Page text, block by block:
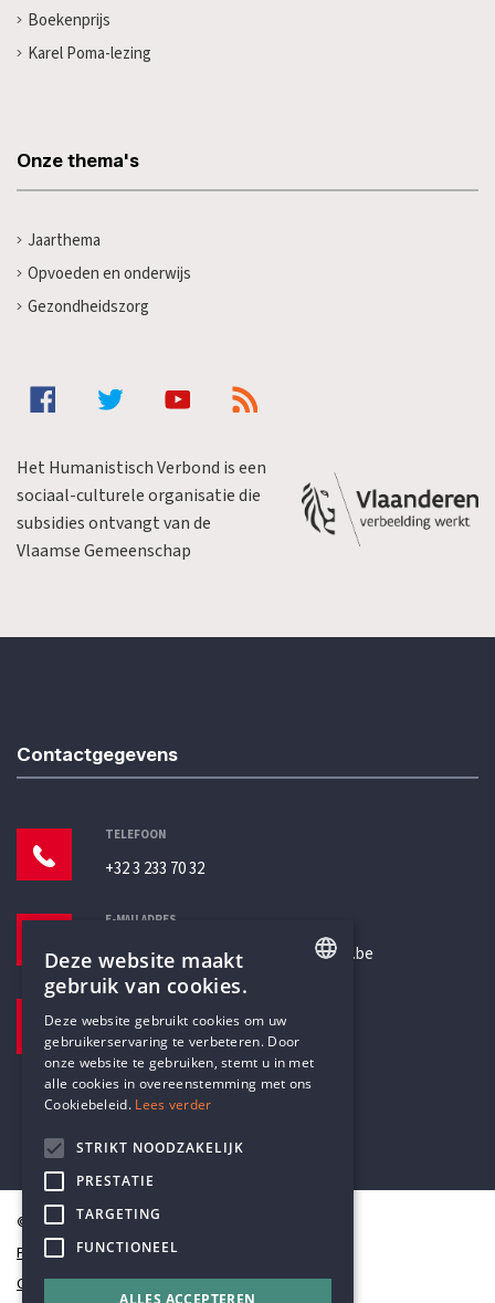
Boekenprijs
Karel Poma-lezing
Onze thema's
Jaarthema
Opvoeden en onderwijs
Gezondheidszorg
Het Humanistisch Verbond is een
sociaal-culturele organisatie die
subsidies ontvangt van de
Vlaamse Gemeenschap
Contactgegevens
TELEFOON
+32 3 233 70 32
E-MAILADRES
secretariaat@humanistischverbond.be
Pottenbrug 4
Antwerpen, 2000
© Humanistisch Verbond 2026
Privacy
Cookiestatement
DUTCH
Deze website maakt
gebruik van cookies.
Deze website gebruikt cookies om uw
gebruikerservaring te verbeteren. Door
onze website te gebruiken, stemt u in met
alle cookies in overeenstemming met ons
Cookiebeleid. Lees verder
STRIKT NOODZAKELIJK
PRESTATIE
TARGETING
FUNCTIONEEL
ALLES ACCEPTEREN